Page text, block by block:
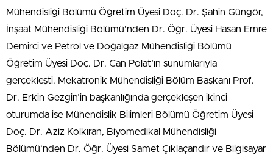
Mühendisliği Bölümü Öğretim Üyesi Doç. Dr. Şahin Güngör,
İnşaat Mühendisliği Bölümü’nden Dr. Öğr. Üyesi Hasan Emre
Demirci ve Petrol ve Doğalgaz Mühendisliği Bölümü
Öğretim Üyesi Doç. Dr. Can Polat’ın sunumlarıyla
gerçekleşti. Mekatronik Mühendisliği Bölüm Başkanı Prof.
Dr. Erkin Gezgin’in başkanlığında gerçekleşen ikinci
oturumda ise Mühendislik Bilimleri Bölümü Öğretim Üyesi
Doç. Dr. Aziz Kolkıran, Biyomedikal Mühendisliği
Bölümü’nden Dr. Öğr. Üyesi Samet Çıklaçandır ve Bilgisayar